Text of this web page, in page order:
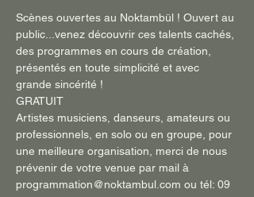
Scènes ouvertes au Noktambül ! Ouvert au
public...venez découvrir ces talents cachés,
des programmes en cours de création,
présentés en toute simplicité et avec
grande sincérité !
GRATUIT
Artistes musiciens, danseurs, amateurs ou
professionnels, en solo ou en groupe, pour
une meilleure organisation, merci de nous
prévenir de votre venue par mail à
programmation@noktambul.com ou tél: 09